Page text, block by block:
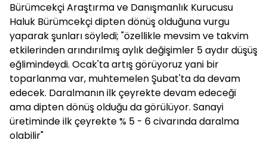
Bürümcekçi Araştırma ve Danışmanlık Kurucusu
Haluk Bürümcekçi dipten dönüş olduğuna vurgu
yaparak şunları söyledi; "özellikle mevsim ve takvim
etkilerinden arındırılmış aylık değişimler 5 aydır düşüş
eğlimindeydi. Ocak'ta artış görüyoruz yani bir
toparlanma var, muhtemelen Şubat'ta da devam
edecek. Daralmanın ilk çeyrekte devam edeceği
ama dipten dönüş olduğu da görülüyor. Sanayi
üretiminde ilk çeyrekte % 5 - 6 civarında daralma
olabilir"